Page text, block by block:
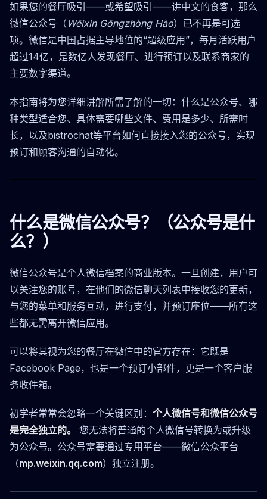
如果您的餐厅吸引——或希望吸引——讲中文的食客，那么
微信公众号（ Wēixìn Gōngzhòng Hào）已不再是可选
项。微信是中国占据主导地位的“超级应用”，每月活跃用户
超过14亿，是数亿人发现餐厅、进行预订以及联系商家的
主要数字渠道。
本指南将为您详细讲解所需了解的一切：什么是公众号、哪
种类型适合您、具体需要哪些文件、费用是多少、所需时
长，以及bistrochat等平台如何直接接入您的公众号，实现
预订和顾客沟通的自动化。
什么是微信公众号？（公众号是什
么？）
微信公众号是个人微信档案的商业版本。一旦创建，用户可
以关注您的账号，在他们的微信聊天列表中接收您的更新，
与您的菜单和服务互动，进行支付，并预订座位——所有这
些都无需离开微信应用。
可以将其视为您的餐厅在微信中的官方存在：它既是
Facebook Page，也是一个预订小部件，更是一个客户服
务收件箱。
初学者常常会忽略一个关键区别： 个人微信号和微信公众号
是完全独立的。
您无法将普通的个人微信号转换为或升级
为公众号。公众号需要通过专用平台——微信公众平台
（mp.weixin.qq.com）独立注册。